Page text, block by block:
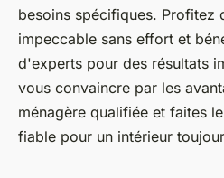
besoins spécifiques. Profitez
impeccable sans effort et
d'experts pour des résultats
vous convaincre par les
ménagère qualifiée et faites
fiable pour un intérieur